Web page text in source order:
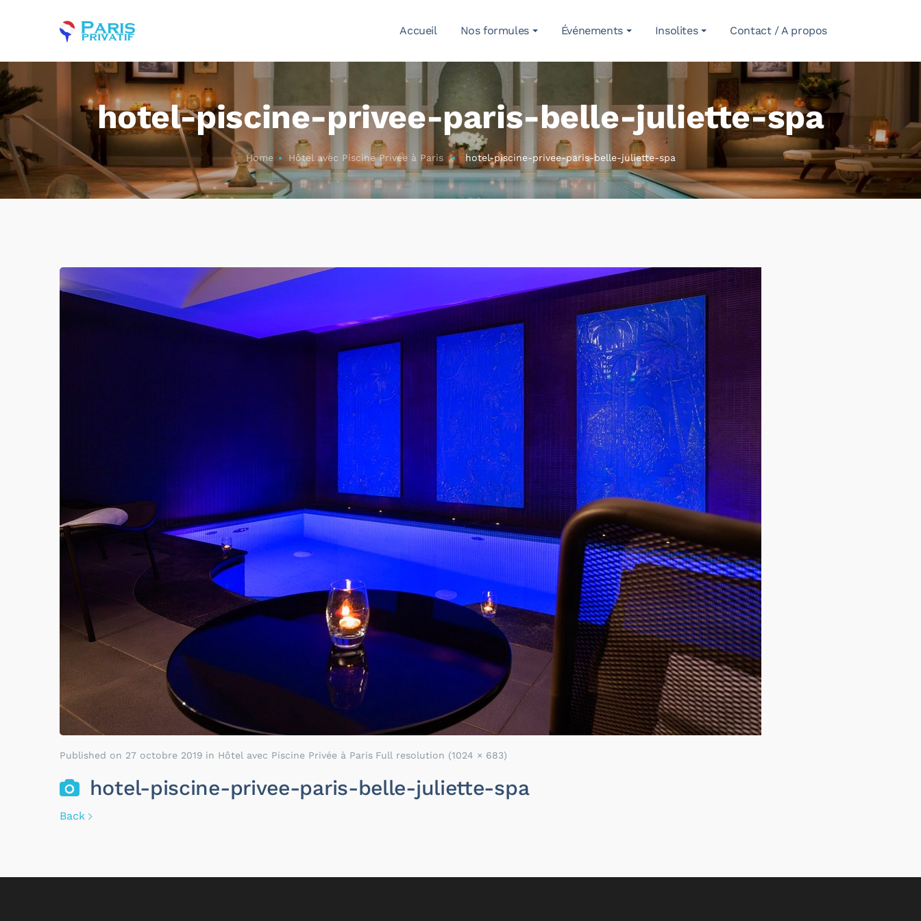
Accueil Nos formules Événements Insolites Contact / A propos
hotel-piscine-privee-paris-belle-juliette-spa
Home Hôtel avec Piscine Privée à Paris hotel-piscine-privee-paris-belle-juliette-spa
Published on 27 octobre 2019 in Hôtel avec Piscine Privée à Paris Full resolution (1024 × 683)
hotel-piscine-privee-paris-belle-juliette-spa
Back